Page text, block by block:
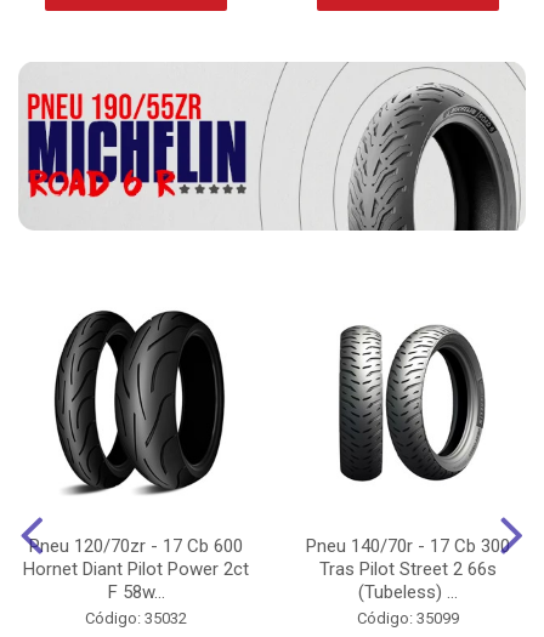
Pneu 120/70zr - 17 Cb 600
Hornet Diant Pilot Power 2ct
F 58w...
Código: 35032
Pneu 140/70r - 17 Cb 300
Tras Pilot Street 2 66s
(Tubeless) ...
Código: 35099